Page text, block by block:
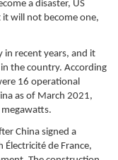
a disaster, US
will not become one,
in recent years, and it
the country. According
16 operational
as of March 2021,
China signed a
de France,